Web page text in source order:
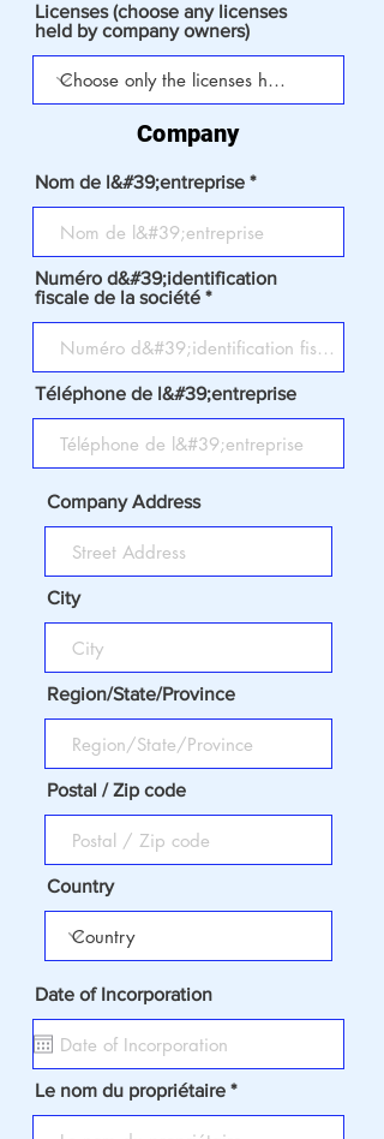
Licenses (choose any licenses
held by company owners)
Company
Nom de l&#39;entreprise
Numéro d&#39;identification
fiscale de la société
Téléphone de l&#39;entreprise
Company Address
City
Region/State/Province
Postal / Zip code
Country
Date of Incorporation
Le nom du propriétaire